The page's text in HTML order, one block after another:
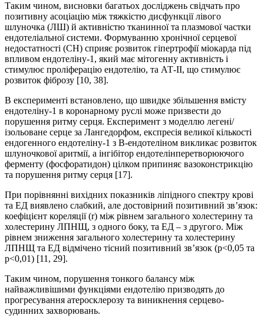
Таким чином, висновки багатьох досліджень свідчать про
позитивну асоціацію між тяжкістю дисфункції лівого
шлуночка (ЛШ) й активністю тканинної та плазмової частки
ендотеліальної системи. Формуванню хронічної серцевої
недостатності (СН) сприяє розвиток гіпертрофії міокарда під
впливом ендотеліну-1, який має мітогенну активність і
стимулює проліферацію ендотелію, та АТ-ІІ, що стимулює
розвиток фіброзу [10, 38].
В експерименті встановлено, що швидке збільшення вмісту
ендотеліну-1 в коронарному руслі може призвести до
порушення ритму серця. Експеримент з моделлю легені/
ізольоване серце за Лангедорфом, експресія великої кількості
ендогенного ендотеліну-1 з В-ендотеліном викликає розвиток
шлуночкової аритмії, а інгібітор ендотелінперетворюючого
ферменту (фосфоратидон) цілком припиняє вазоконстрикцію
та порушення ритму серця [17].
При порівнянні вихідних показників ліпідного спектру крові
та ЕД виявлено слабкий, але достовірний позитивний зв’язок:
коефіцієнт кореляції (r) між рівнем загального холестерину та
холестерину ЛПНЩ, з одного боку, та ЕД – з другого. Між
рівнем зниження загального холестерину та холестерину
ЛПНЩ та ЕД відмічено тісний позитивний зв’язок (р<0,05 та
р<0,01) [11, 29].
Таким чином, порушення тонкого балансу між
найважливішими функціями ендотелію призводять до
прогресування атеросклерозу та виникнення серцево-
судинних захворювань.